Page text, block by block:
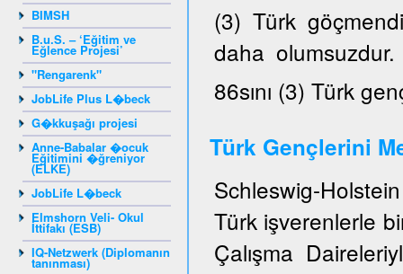
BIMSH
B.u.S. – ‘Eğitim ve
Eğlence Projesi’
"Rengarenk"
JobLife Plus L�beck
G�kkuşağı projesi
Anne-Babalar �ocuk
Eğitimini �ğreniyor
(ELKE)
JobLife L�beck
Elmshorn Veli- Okul
İttifakı (ESB)
IQ-Netzwerk (Diplomanın
tanınması)
(3) Türk
daha
86sını (3) Türk
Türk Gençlerini
Schleswig-
Türk işverenlerle
Çalışma